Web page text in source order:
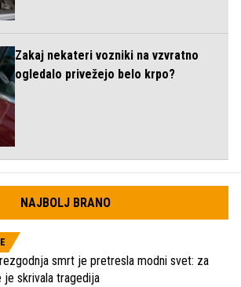
Zakaj nekateri vozniki na vzvratno
ogledalo privežejo belo krpo?
NAJBOLJ BRANO
smrt je pretresla modni svet: za
je skrivala tragedija